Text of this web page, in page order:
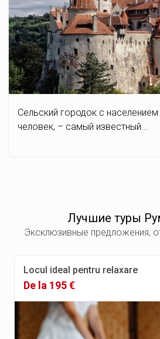
Сельский городок с
человек, – самый известный...
Лучшие туры
Эксклюзивные предложения,
Locul ideal pentru relaxare
De la 195 €